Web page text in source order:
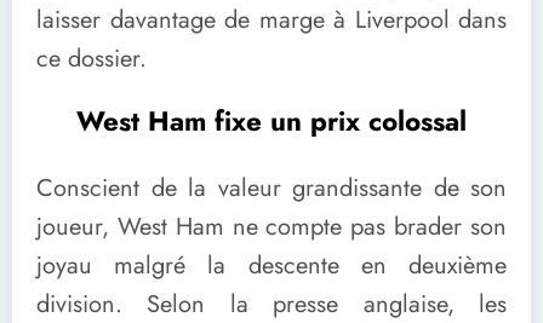
laisser davantage de marge à Liverpool dans
ce dossier.
West Ham fixe un prix colossal
Conscient de la valeur grandissante de son
joueur, West Ham ne compte pas brader son
joyau malgré la descente en deuxième
division. Selon la presse anglaise, les